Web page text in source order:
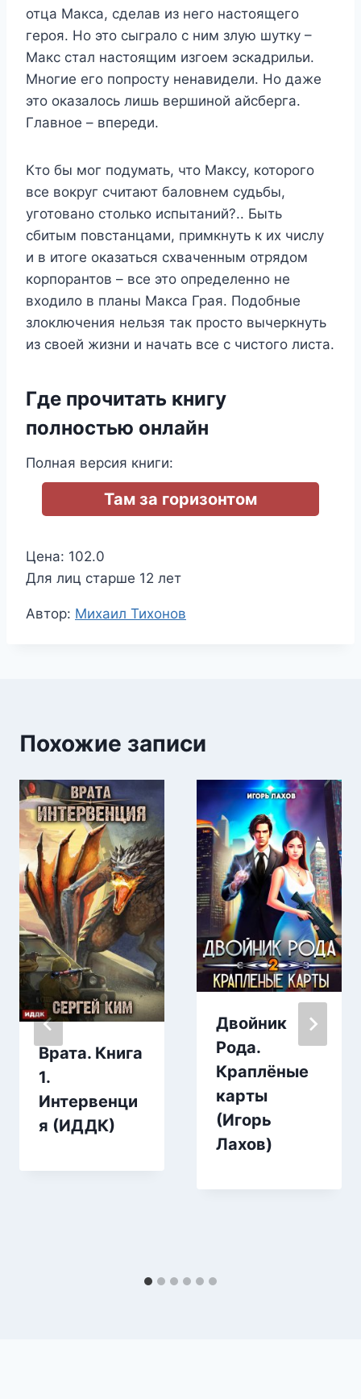
отца Макса, сделав из него настоящего
героя. Но это сыграло с ним злую шутку –
Макс стал настоящим изгоем эскадрильи.
Многие его попросту ненавидели. Но даже
это оказалось лишь вершиной айсберга.
Главное – впереди.
Кто бы мог подумать, что Максу, которого
все вокруг считают баловнем судьбы,
уготовано столько испытаний?.. Быть
сбитым повстанцами, примкнуть к их числу
и в итоге оказаться схваченным отрядом
корпорантов – все это определенно не
входило в планы Макса Грая. Подобные
злоключения нельзя так просто вычеркнуть
из своей жизни и начать все с чистого листа.
Где прочитать книгу
полностью онлайн
Полная версия книги:
Там за горизонтом
Цена: 102.0
Для лиц старше 12 лет
Метки
Автор: Михаил Тихонов
Похожие записи
Врата. Книга
1.
Интервенци
я (ИДДК)
Двойник
Рода.
Краплёные
карты
(Игорь
Лахов)